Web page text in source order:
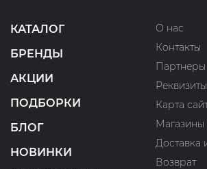
КАТАЛОГ
БРЕНДЫ
АКЦИИ
ПОДБОРКИ
БЛОГ
НОВИНКИ
О нас
Контакты
Партнеры
Реквизиты
Карта
Магазины
Доставка
Возврат